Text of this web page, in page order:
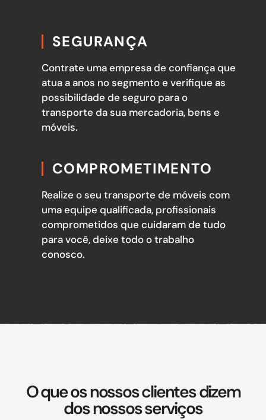
SEGURANÇA
Contrate uma empresa de confiança que
atua a anos no segmento e verifique as
possibilidade de seguro para o
transporte da sua mercadoria, bens e
móveis.
COMPROMETIMENTO
Realize o seu transporte de móveis com
uma equipe qualificada, profissionais
comprometidos que cuidaram de tudo
para você, deixe todo o trabalho
conosco.
O que os nossos clientes dizem
dos nossos serviços